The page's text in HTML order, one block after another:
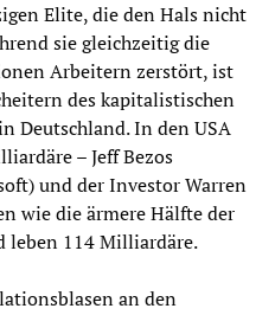
Elite, die den Hals nicht
sie gleichzeitig die
Arbeitern zerstört, ist
des kapitalistischen
Deutschland. In den USA
– Jeff Bezos
und der Investor Warren
wie die ärmere Hälfte der
leben 114 Milliardäre.
an den